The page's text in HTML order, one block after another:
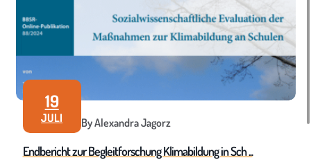
19
JULI By Alexandra Jagorz
Endbericht zur Begleitforschung Klimabildung in Sch ...